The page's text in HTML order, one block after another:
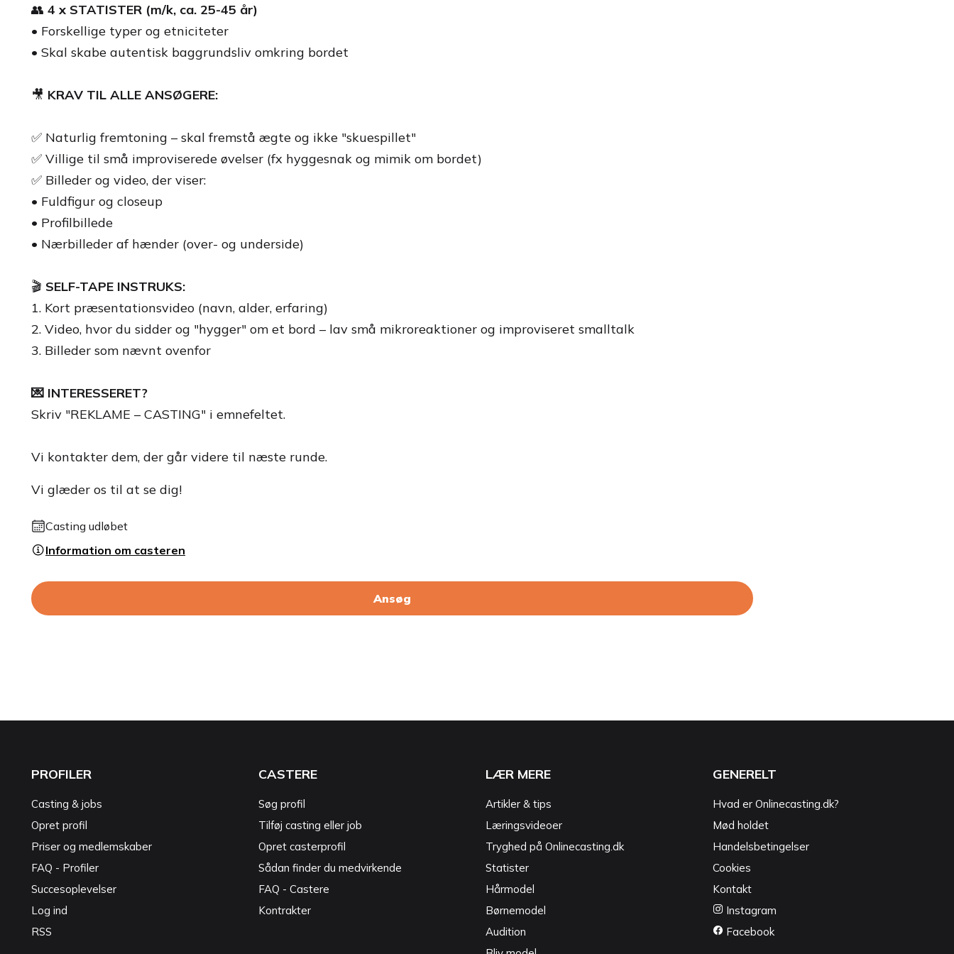
👥 4 x STATISTER (m/k, ca. 25-45 år)
• Forskellige typer og etniciteter
• Skal skabe autentisk baggrundsliv omkring bordet
🎥 KRAV TIL ALLE ANSØGERE:
✅ Naturlig fremtoning – skal fremstå ægte og ikke "skuespillet"
✅ Villige til små improviserede øvelser (fx hyggesnak og mimik om bordet)
✅ Billeder og video, der viser:
• Fuldfigur og closeup
• Profilbillede
• Nærbilleder af hænder (over- og underside)
🎬 SELF-TAPE INSTRUKS:
1. Kort præsentationsvideo (navn, alder, erfaring)
2. Video, hvor du sidder og "hygger" om et bord – lav små mikroreaktioner og improviseret smalltalk
3. Billeder som nævnt ovenfor
💌 INTERESSERET?
Skriv "REKLAME – CASTING" i emnefeltet.
Vi kontakter dem, der går videre til næste runde.
Vi glæder os til at se dig!
Casting udløbet
Information om casteren
Ansøg
PROFILER
Casting & jobs
Opret profil
Priser og medlemskaber
FAQ - Profiler
Succesoplevelser
Log ind
RSS
CASTERE
Søg profil
Tilføj casting eller job
Opret casterprofil
Sådan finder du medvirkende
FAQ - Castere
Kontrakter
LÆR MERE
Artikler & tips
Læringsvideoer
Tryghed på Onlinecasting.dk
Statister
Hårmodel
Børnemodel
Audition
GENERELT
Hvad er Onlinecasting.dk?
Mød holdet
Handelsbetingelser
Cookies
Kontakt
Instagram
Facebook